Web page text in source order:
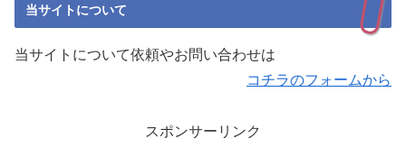
当サイトについて
当サイトについて依頼やお問い合わせは
コチラのフォームから
スポンサーリンク